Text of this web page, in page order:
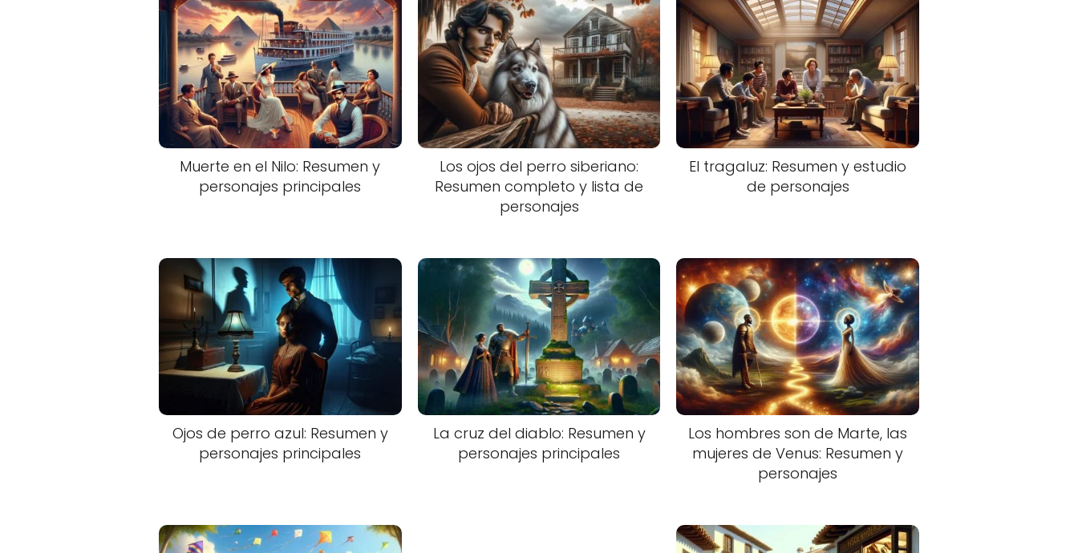
Muerte en el Nilo: Resumen y
personajes principales
Los ojos del perro siberiano:
Resumen completo y lista de
personajes
El tragaluz: Resumen y estudio
de personajes
Ojos de perro azul: Resumen y
personajes principales
La cruz del diablo: Resumen y
personajes principales
Los hombres son de Marte, las
mujeres de Venus: Resumen y
personajes